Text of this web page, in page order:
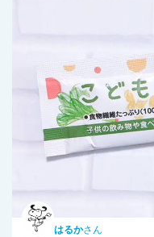
はるかさん